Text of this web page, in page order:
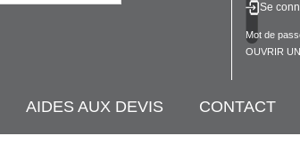
Se
Mot de
OUVRIR
AIDES AUX DEVIS CONTACT